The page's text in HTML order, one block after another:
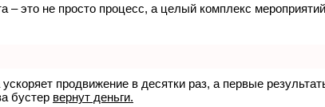
– это не просто процесс, а целый комплекс
ускоряет продвижение в десятки раз, а первые
бустер вернут деньги.